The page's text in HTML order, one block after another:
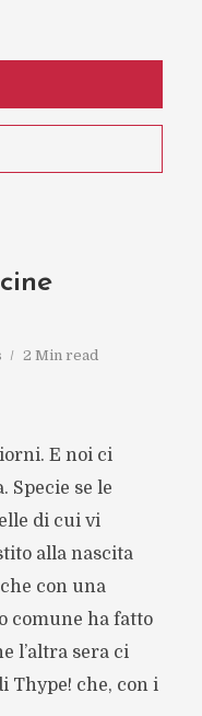
2 Min read
E noi ci
Specie se le
di cui vi
alla nascita
con una
comune ha fatto
l’altra sera ci
Thype! che, con i